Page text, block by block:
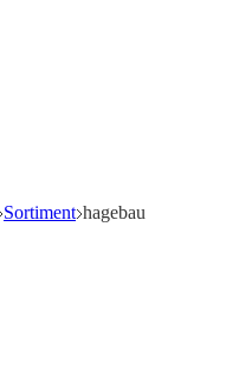
Sortiment hagebau